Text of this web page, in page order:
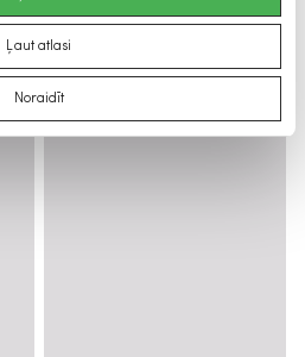
Ļaut atlasi
Noraidīt